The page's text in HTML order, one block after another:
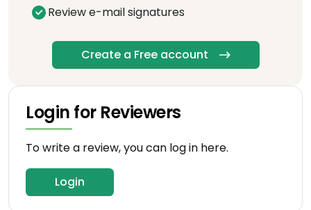
Review e-mail signatures
Create a Free account
Login for Reviewers
To write a review, you can log in here.
Login